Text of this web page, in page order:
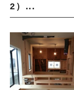
2）...